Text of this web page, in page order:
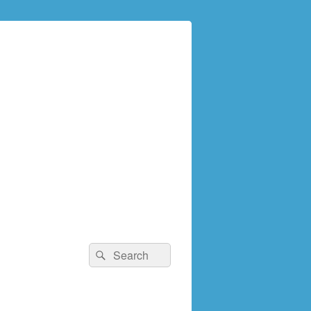
検
索:
検
索